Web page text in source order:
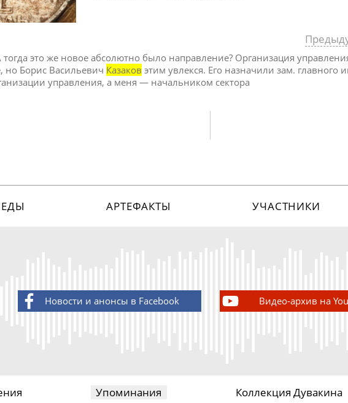
тогда это же новое абсолютно было направление? Организация
но Борис Васильевич Казаков этим увлекся. Его назначили зам. главного
управления, а меня — начальником сектора
АРТЕФАКТЫ УЧАСТНИКИ
Новости и анонсы в Facebook Видео-архив на
Упоминания Коллекция Дувакина